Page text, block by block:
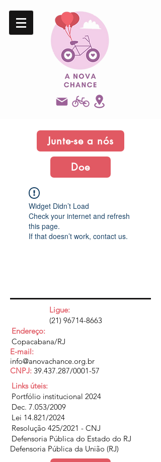
Junte-se a nós
Doe
Widget Didn’t Load
Check your internet and refresh
this page.
If that doesn’t work, contact us.
Ligue:
(21) 96714-8663
Endereço:
Copacabana/RJ
E-mail:
info@anovachance.org.br
CNPJ: 39.437.287/0001-57
Links úteis:
Portfólio institucional 2024
Dec. 7.053/2009
Lei 14.821/2024
Resolução 425/2021 - CNJ
Defensoria Pública do Estado do RJ
Defensoria Pública da União (RJ)